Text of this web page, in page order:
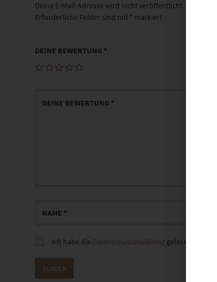
Deine E-Mail-Adresse wird nicht veröffentlicht.
Erforderliche Felder sind mit * markiert
DEINE BEWERTUNG *
Ich habe die Datenschutzerklärung gelesen und